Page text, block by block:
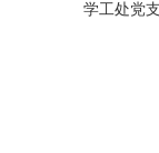
学工处党